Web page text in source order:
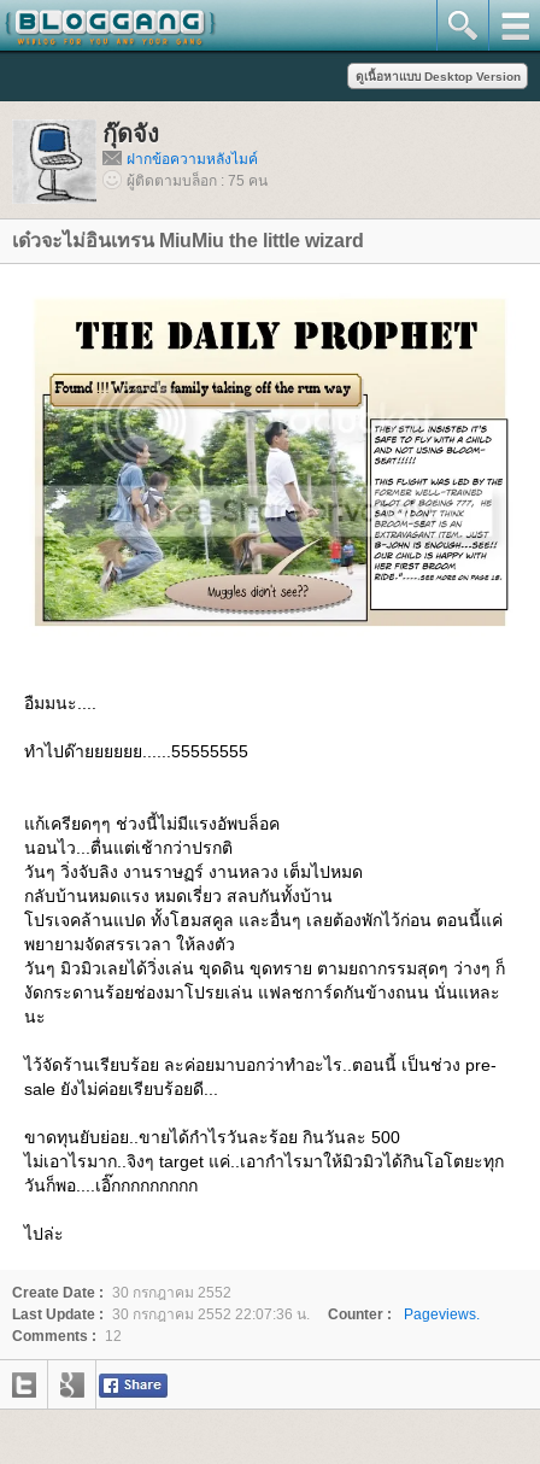
กุ๊ดจัง
ฝากข้อความหลังไมค์
ผู้ติดตามบล็อก : 75 คน
เด๋วจะไม่อินเทรน MiuMiu the little wizard
อืมมนะ....
ทำไปด๊ายยยยยย......55555555
ก้เครียดๆๆ ช่วงนี้ไม่มีแรงอัพบล็อค
นอนไว...ตื่นแต่เช้ากว่าปรกติ
วันๆ วิ่งจับลิง งานราษฏร์ งานหลวง เต็มไปหมด
กลับบ้านหมดแรง หมดเรี่ยว สลบกันทั้งบ้าน
ปรเจคล้านแปด ทั้งโฮมสคูล และอื่นๆ เลยต้องพักไว้ก่อน ตอนนี้แค่
พยายามจัดสรรเวลา ให้ลงตัว
วันๆ มิวมิวเลยได้วิ่งเล่น ขุดดิน ขุดทราย ตามยถากรรมสุดๆ ว่างๆ ก็
งัดกระดานร้อยช่องมาโปรยเล่น แฟลชการ์ดกันข้างถนน นั่นแหละ
นะ
ไว้จัดร้านเรียบร้อย ละค่อยมาบอกว่าทำอะไร..ตอนนี้ เป็นช่วง pre-
sale ยังไม่ค่อยเรียบร้อยดี...
ขาดทุนยับย่อย..ขายได้กำไรวันละร้อย กินวันละ 500
ไม่เอาไรมาก..จิงๆ target แค่..เอากำไรมาให้มิวมิวได้กินโอโตยะทุก
วันก็พอ....เอิ๊กกกกกกกกก
ไปล่ะ
Create Date : 30 กรกฎาคม 2552
Last Update : 30 กรกฎาคม 2552 22:07:36 น. Counter :
Pageviews.
Comments :
12